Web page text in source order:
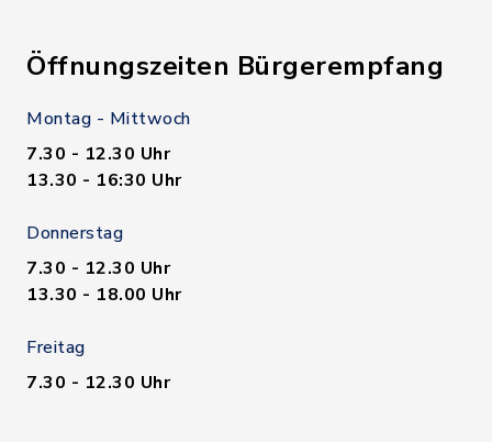
Öffnungszeiten Bürgerempfang
Montag - Mittwoch
7.30 - 12.30 Uhr
13.30 - 16:30 Uhr
Donnerstag
7.30 - 12.30 Uhr
13.30 - 18.00 Uhr
Freitag
7.30 - 12.30 Uhr